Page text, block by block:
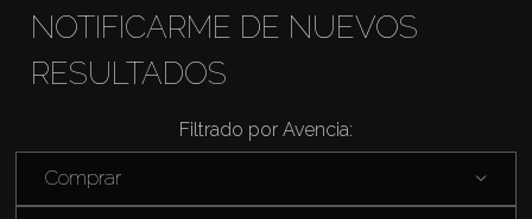
Alquilar
NOTIFICARME DE NUEVOS
RESULTADOS
Filtrado por Avencia:
Comprar